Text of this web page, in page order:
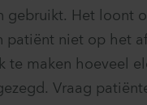
gebruikt. Het loont
patiënt niet op het
te maken hoeveel
Vraag